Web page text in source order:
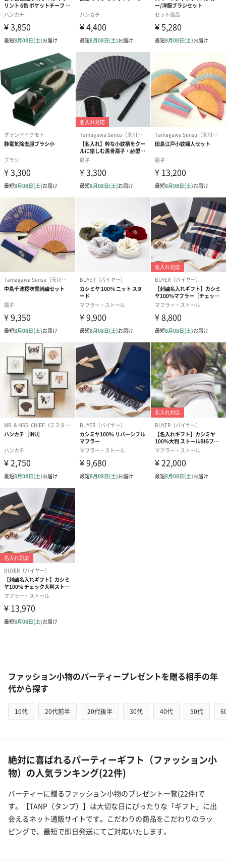
ファッション小物のパーティープレゼントを贈る相手の年
代から探す
10代 20代前半 20代後半 30代 40代 50代
絶対に喜ばれるパーティーギフト（ファッション小
物）の人気ランキング(22件)
パーティーに贈るファッション小物のプレゼント一覧(22件)で
す。【TANP（タンプ）】は大切な日にぴったりな「ギフト」に出
会えるネット通販サイトです。こだわりの商品をこだわりのラッ
ピングで、最短で即日発送にてご対応いたします。